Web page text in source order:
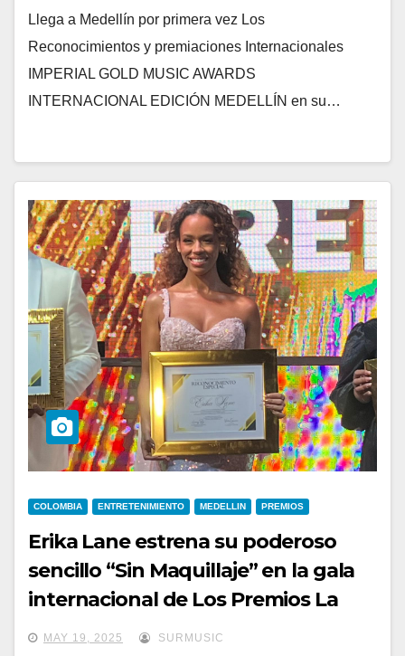
Llega a Medellín por primera vez Los
Reconocimientos y premiaciones Internacionales
IMPERIAL GOLD MUSIC AWARDS
INTERNACIONAL EDICIÓN MEDELLÍN en su…
COLOMBIA ENTRETENIMIENTO MEDELLIN PREMIOS
Erika Lane estrena su poderoso
sencillo “Sin Maquillaje” en la gala
internacional de Los Premios La
Flor
MAY 19, 2025 SURMUSIC